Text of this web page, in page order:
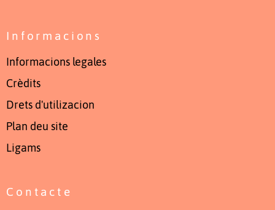
Informacions
Informacions legales
Crèdits
Drets d'utilizacion
Plan deu site
Ligams
Contacte